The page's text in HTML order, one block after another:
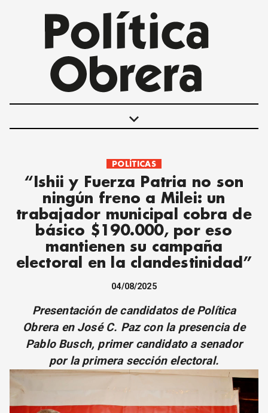
keyboard_arrow_down
POLÍTICAS
INTERNACIONALES
MOVIMIENTO OBRERO
MUJER
ECONOMÍA
SOCIEDAD Y CULTURA
JUVENTUD
DEBATE
ARCHIVO
DECLARACIONES
OPINIÓN
ALTAMIRA RESPONDE
Política Obrera Revista
POLÍTICAS
“Ishii y Fuerza Patria no son
ningún freno a Milei: un
trabajador municipal cobra de
básico $190.000, por eso
mantienen su campaña
electoral en la clandestinidad”
04/08/2025
Presentación de candidatos de Política
Obrera en José C. Paz con la presencia de
Pablo Busch, primer candidato a senador
por la primera sección electoral.